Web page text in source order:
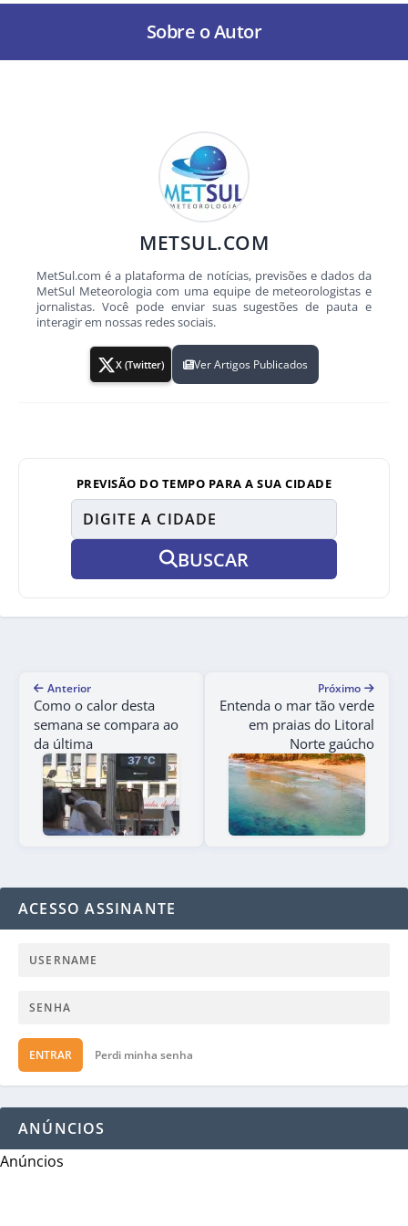
Sobre o Autor
METSUL.COM
MetSul.com é a plataforma de notícias, previsões e dados da
MetSul Meteorologia com uma equipe de meteorologistas e
jornalistas. Você pode enviar suas sugestões de pauta e
interagir em nossas redes sociais.
X (Twitter) Ver Artigos Publicados
PREVISÃO DO TEMPO PARA A SUA CIDADE
BUSCAR
Anterior
Como o calor desta
semana se compara ao
da última
Próximo
Entenda o mar tão verde
em praias do Litoral
Norte gaúcho
ACESSO ASSINANTE
ENTRAR Perdi minha senha
ANÚNCIOS
Anúncios